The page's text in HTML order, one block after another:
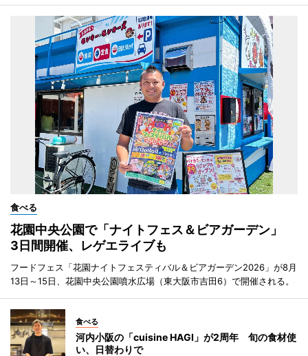
食べる
花園中央公園で「ナイトフェス＆ビアガーデン」
3日間開催、レゲエライブも
フードフェス「花園ナイトフェスティバル＆ビアガーデン2026」が8月
13日～15日、花園中央公園噴水広場（東大阪市吉田6）で開催される。
食べる
河内小阪の「cuisine HAGI」が2周年 旬の食材使
い、日替わりで